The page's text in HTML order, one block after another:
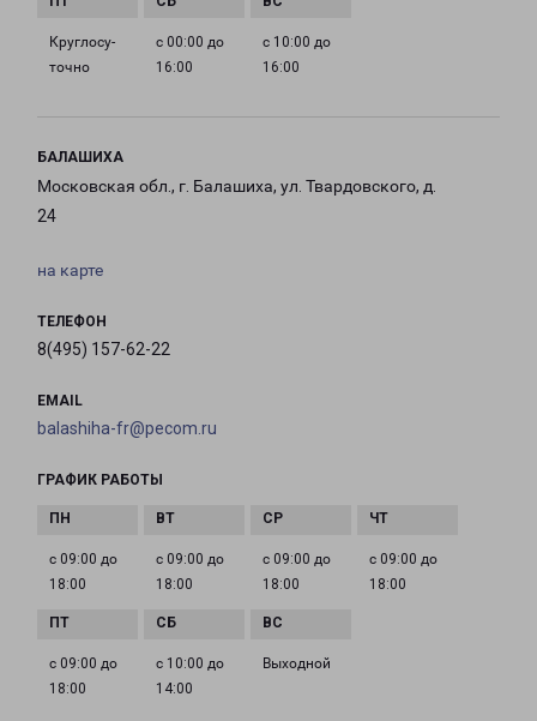
Круглосу­
точно
с 00:00 до
16:00
с 10:00 до
16:00
БАЛАШИХА
Московская обл., г. Балашиха, ул. Твардовского, д.
24
на карте
ТЕЛЕФОН
8(495) 157-62-22
EMAIL
balashiha-fr@pecom.ru
ГРАФИК РАБОТЫ
с 09:00 до
18:00
с 09:00 до
18:00
с 09:00 до
18:00
с 09:00 до
18:00
с 09:00 до
18:00
с 10:00 до
14:00
Выходной